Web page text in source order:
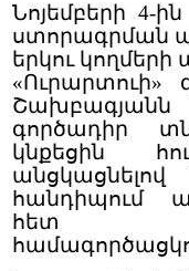
Նոյեմբերի 4-
ստորագրման
երկու
գործադիր
կնքեցին
հանդիպում
հետ